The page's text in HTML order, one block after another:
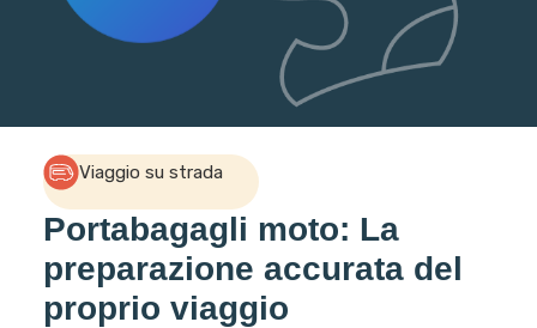
Viaggio su strada
Portabagagli moto: La
preparazione accurata del
proprio viaggio